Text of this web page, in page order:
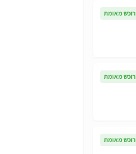
רוכש מאומת
רוכש מאומת
רוכש מאומת